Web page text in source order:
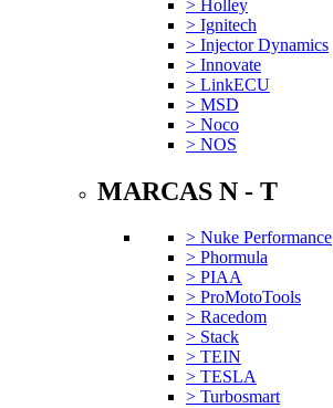
> Holley
> Ignitech
> Injector Dynamics
> Innovate
> LinkECU
> MSD
> Noco
> NOS
MARCAS N - T
> Nuke Performance
> Phormula
> PIAA
> ProMotoTools
> Racedom
> Stack
> TEIN
> TESLA
> Turbosmart